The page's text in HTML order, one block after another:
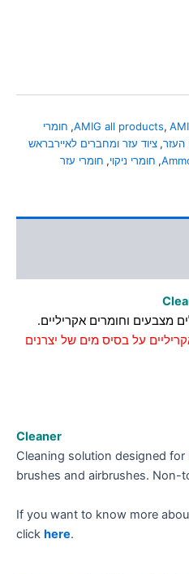
האפשרויות
AMIG all products,
, חומרי
העזר, ציוד עזר ומחברים לאיירבראש
, חומרי ניקוי, חומרי עזר
מצבעים וחומרים אקריליים.
על בסיס מים של יצרנים
Cleaner
Cleaning solution designed
brushes and airbrushes. Non-
If you want to know more
click here.